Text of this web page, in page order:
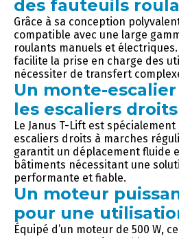
des fauteuils
Grâce à sa conception
compatible avec une large
roulants manuels et
facilite la prise en charge des
nécessiter de transfert
Un monte-
les escaliers droits
Le Janus T-Lift est
escaliers droits à marches
garantit un déplacement fluide
bâtiments nécessitant une
performante et fiable.
Un moteur
pour une
Équipé d’un moteur de 500 W,